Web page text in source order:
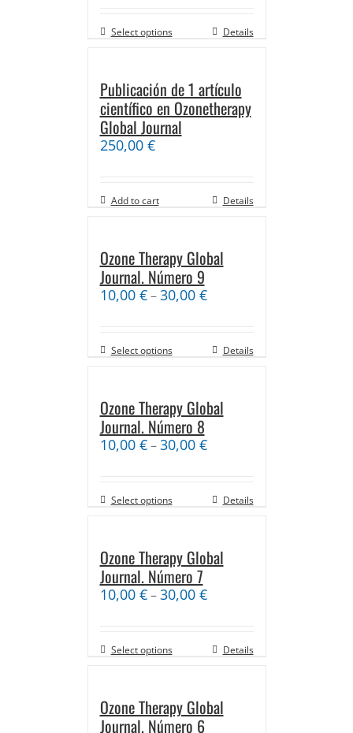
Select options Details
Publicación de 1 artículo
científico en Ozonetherapy
Global Journal
250,00 €
Add to cart Details
Ozone Therapy Global
Journal. Número 9
10,00 €–30,00 €
Select options Details
Ozone Therapy Global
Journal. Número 8
10,00 €–30,00 €
Select options Details
Ozone Therapy Global
Journal. Número 7
10,00 €–30,00 €
Select options Details
Ozone Therapy Global
Journal. Número 6